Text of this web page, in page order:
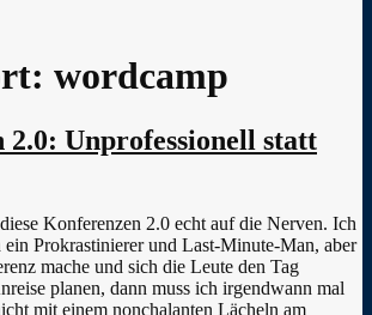
wordcamp
2.0: Unprofessionell statt
Konferenzen 2.0 echt auf die Nerven. Ich
ein Prokrastinierer und Last-Minute-Man, aber
mache und sich die Leute den Tag
planen, dann muss ich irgendwann mal
mit einem nonchalanten Lächeln am